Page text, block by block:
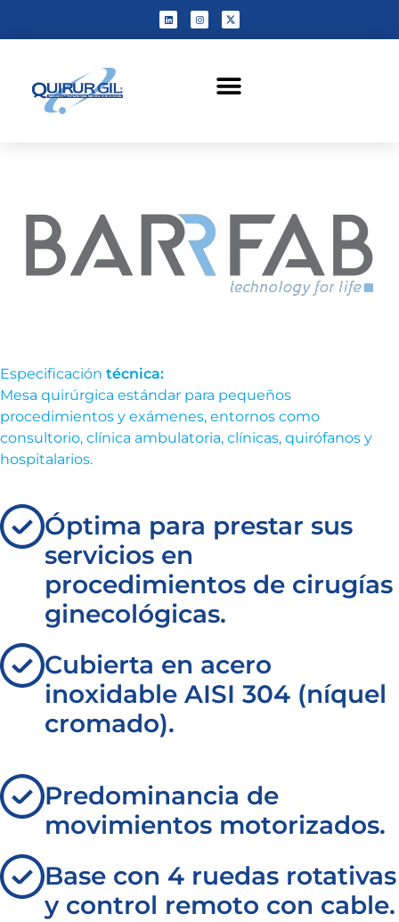
Especificación técnica:
Mesa quirúrgica estándar para pequeños
procedimientos y exámenes, entornos como
consultorio, clínica ambulatoria, clínicas, quirófanos y
hospitalarios.
Óptima para prestar sus
servicios en
procedimientos de cirugías
ginecológicas.
Cubierta en acero
inoxidable AISI 304 (níquel
cromado).
Predominancia de
movimientos motorizados.
Base con 4 ruedas rotativas
y control remoto con cable.